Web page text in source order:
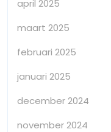
april 2025
maart 2025
februari 2025
januari 2025
december 2024
november 2024